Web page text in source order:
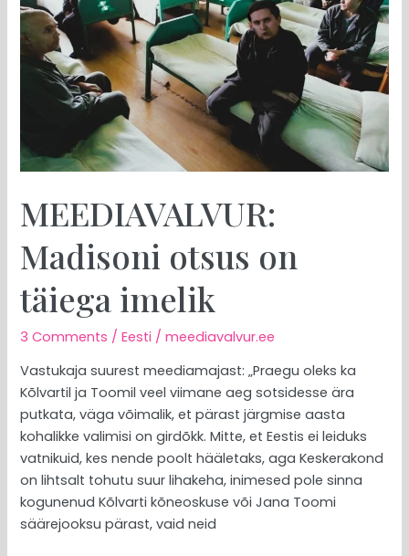
MEEDIAVALVUR:
Madisoni otsus on
täiega imelik
3 Comments /Eesti /meediavalvur.ee
Vastukaja suurest meediamajast: „Praegu oleks ka
Kõlvartil ja Toomil veel viimane aeg sotsidesse ära
putkata, väga võimalik, et pärast järgmise aasta
kohalikke valimisi on girdõkk. Mitte, et Eestis ei leiduks
vatnikuid, kes nende poolt hääletaks, aga Keskerakond
on lihtsalt tohutu suur lihakeha, inimesed pole sinna
kogunenud Kõlvarti kõneoskuse või Jana Toomi
säärejooksu pärast, vaid neid
täiega
imelik